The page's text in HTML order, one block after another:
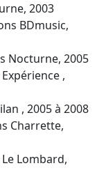
2003
BDmusic,
Nocturne, 2005
,
, 2005 à 2008
Charrette,
Le Lombard,